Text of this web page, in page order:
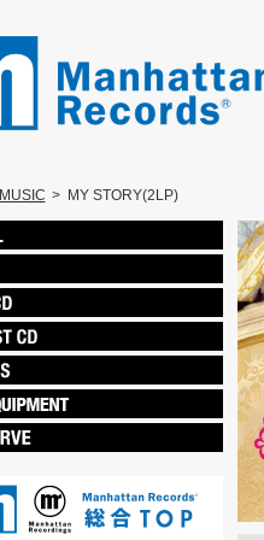
MUSIC > MY STORY(2LP)